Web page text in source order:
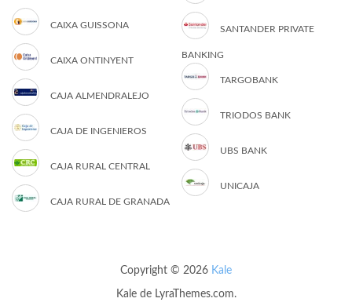
CAIXA GUISSONA
CAIXA ONTINYENT
CAJA ALMENDRALEJO
CAJA DE INGENIEROS
CAJA RURAL CENTRAL
CAJA RURAL DE GRANADA
SANTANDER PRIVATE
BANKING
TARGOBANK
TRIODOS BANK
UBS BANK
UNICAJA
Copyright © 2026 Kale
Kalede LyraThemes.com.